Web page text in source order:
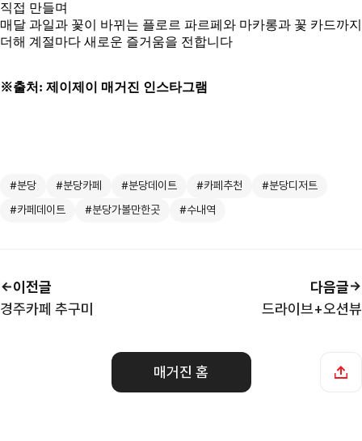
직접 만들며
매달 과일과 꽃이 바뀌는 플로르 파르페와 마카롱과 꽃 카드까지
더해 계절마다 새로운 즐거움을 전합니다
※출처: 제이제이 매거진 인스타그램
#분당 #분당카페 #분당데이트 #카페추천
#분당디저트
#카페데이트
#분당가볼만한곳 #수내역
이전글
경주카페 추구미
드라이브+오션뷰
다음글
매거진 홈